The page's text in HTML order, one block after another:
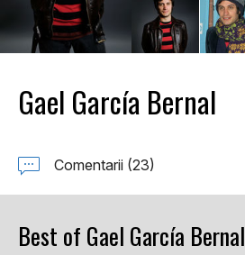
Gael García Bernal
Comentarii (23)
Best of Gael García Bernal